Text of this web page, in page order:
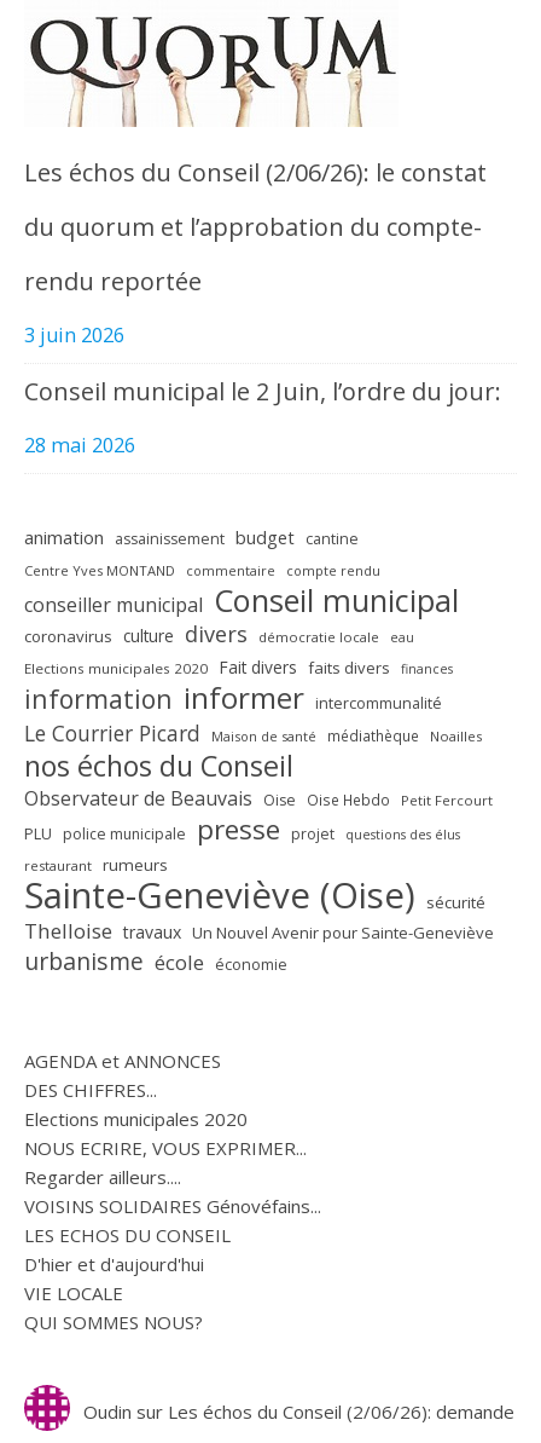
Les échos du Conseil (2/06/26): le constat
du quorum et l’approbation du compte-
rendu reportée
3 juin 2026
Conseil municipal le 2 Juin, l’ordre du jour:
28 mai 2026
animation assainissement budget cantine
Centre Yves MONTAND commentaire compte rendu
conseiller municipal Conseil municipal
coronavirus culture divers démocratie locale eau
Elections municipales 2020 Fait divers faits divers finances
information informer intercommunalité
Le Courrier Picard Maison de santé médiathèque Noailles
nos échos du Conseil
Observateur de Beauvais Oise Oise Hebdo Petit Fercourt
PLU police municipale presse projet questions des élus
restaurant rumeurs
Sainte-Geneviève (Oise) sécurité
Thelloise travaux Un Nouvel Avenir pour Sainte-Geneviève
urbanisme école économie
AGENDA et ANNONCES
DES CHIFFRES...
Elections municipales 2020
NOUS ECRIRE, VOUS EXPRIMER...
Regarder ailleurs....
VOISINS SOLIDAIRES Génovéfains...
LES ECHOS DU CONSEIL
D'hier et d'aujourd'hui
VIE LOCALE
QUI SOMMES NOUS?
Oudin sur Les échos du Conseil (2/06/26): demande